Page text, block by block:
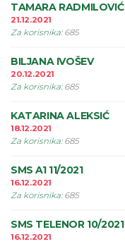
TAMARA RADMILOVIĆ
21.12.2021
Za korisnika: 685
BILJANA IVOŠEV
20.12.2021
Za korisnika: 685
KATARINA ALEKSIĆ
18.12.2021
Za korisnika: 685
SMS A1 11/2021
16.12.2021
Za korisnika: 685
SMS TELENOR 10/2021
16.12.2021